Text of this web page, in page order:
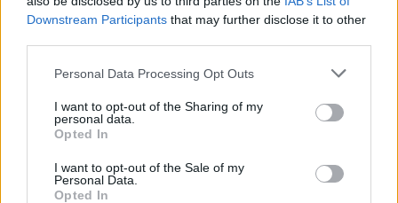
Downstream Participants that may further disclose it to other
Personal Data Processing Opt Outs
I want to opt-out of the Sharing of my
personal data.
Opted In
I want to opt-out of the Sale of my
Personal Data.
Opted In
och allra häst god glasnudelsallad!!
zucchini, vitkål, broccoli, bönor, ägg, frysta råvaror
som kycklingfilé, räkor är ju bra då kan man lätt ta fram
rätt mängd. Vakuumförpackad färs (alltså ej mald i
Svara